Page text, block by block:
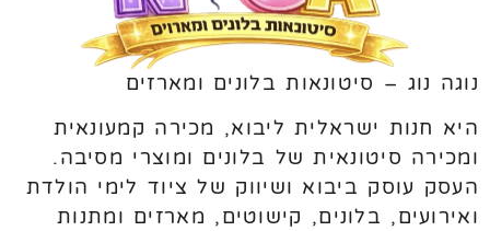
נוגה נוג – סיטונאות בלונים ומארזים
היא חנות ישראלית ליבוא, מכירה קמעונאית
ומכירה סיטונאית של בלונים ומוצרי מסיבה.
העסק עוסק ביבוא ושיווק של ציוד לימי הולדת
ואירועים, בלונים, קישוטים, מארזים ומתנות